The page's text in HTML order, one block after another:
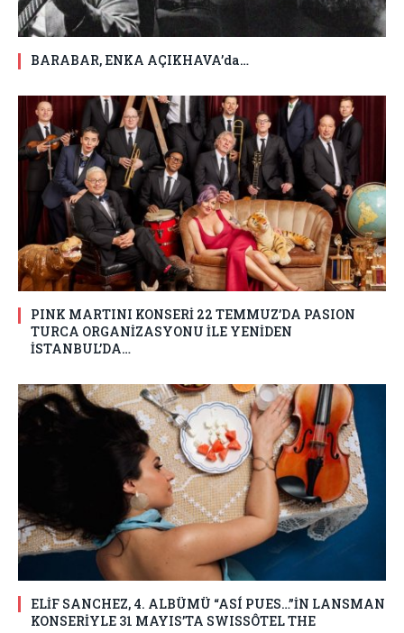
BARABAR, ENKA AÇIKHAVA’da…
PINK MARTINI KONSERİ 22 TEMMUZ’DA PASION
TURCA ORGANİZASYONU İLE YENİDEN
İSTANBUL’DA…
ELİF SANCHEZ, 4. ALBÜMÜ “ASÍ PUES…”İN LANSMAN
KONSERİYLE 31 MAYIS’TA SWISSÔTEL THE